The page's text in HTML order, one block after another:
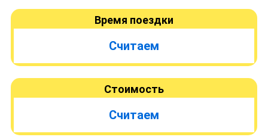
Время поездки
Считаем
Стоимость
Считаем